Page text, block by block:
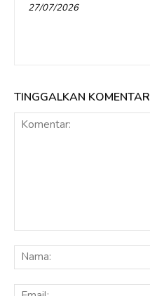
27/07/2026
TINGGALKAN KOMENTAR